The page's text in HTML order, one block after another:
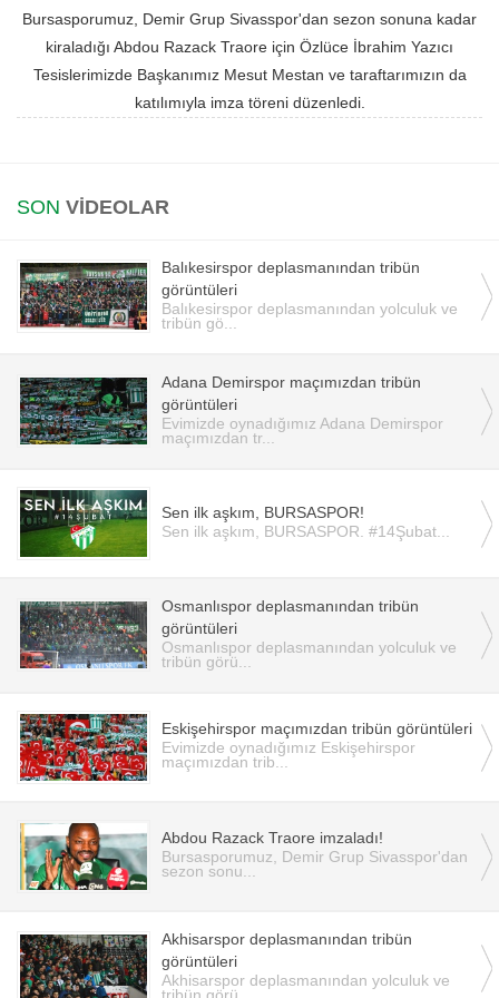
Instagram
Android
Bursasporumuz, Demir Grup Sivasspor'dan sezon sonuna kadar
kiraladığı Abdou Razack Traore için Özlüce İbrahim Yazıcı
Tesislerimizde Başkanımız Mesut Mestan ve taraftarımızın da
katılımıyla imza töreni düzenledi.
SON VİDEOLAR
Balıkesirspor deplasmanından tribün
görüntüleri
Balıkesirspor deplasmanından yolculuk ve
tribün gö...
Adana Demirspor maçımızdan tribün
görüntüleri
Evimizde oynadığımız Adana Demirspor
maçımızdan tr...
Sen ilk aşkım, BURSASPOR!
Sen ilk aşkım, BURSASPOR. #14Şubat...
Osmanlıspor deplasmanından tribün
görüntüleri
Osmanlıspor deplasmanından yolculuk ve
tribün görü...
Eskişehirspor maçımızdan tribün görüntüleri
Evimizde oynadığımız Eskişehirspor
maçımızdan trib...
Abdou Razack Traore imzaladı!
Bursasporumuz, Demir Grup Sivasspor'dan
sezon sonu...
Akhisarspor deplasmanından tribün
görüntüleri
Akhisarspor deplasmanından yolculuk ve